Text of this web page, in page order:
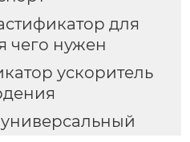
для
чего нужен
ускоритель